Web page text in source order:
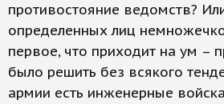
противостояние ведомств?
определенных лиц
первое, что приходит на ум –
было решить без всякого
армии есть инженерные